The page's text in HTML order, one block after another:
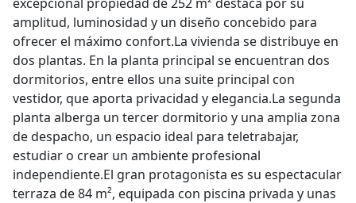
amplitud, luminosidad y un diseño concebido para
ofrecer el máximo confort.La vivienda se distribuye en
dos plantas. En la planta principal se encuentran dos
dormitorios, entre ellos una suite principal con
vestidor, que aporta privacidad y elegancia.La segunda
planta alberga un tercer dormitorio y una amplia zona
de despacho, un espacio ideal para teletrabajar,
estudiar o crear un ambiente profesional
independiente.El gran protagonista es su espectacular
terraza de 84 m², equipada con piscina privada y unas